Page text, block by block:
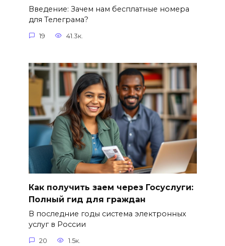
Введение: Зачем нам бесплатные номера
для Телеграма?
19 41.3к.
Как получить заем через Госуслуги:
Полный гид для граждан
В последние годы система электронных
услуг в России
20 1.5к.